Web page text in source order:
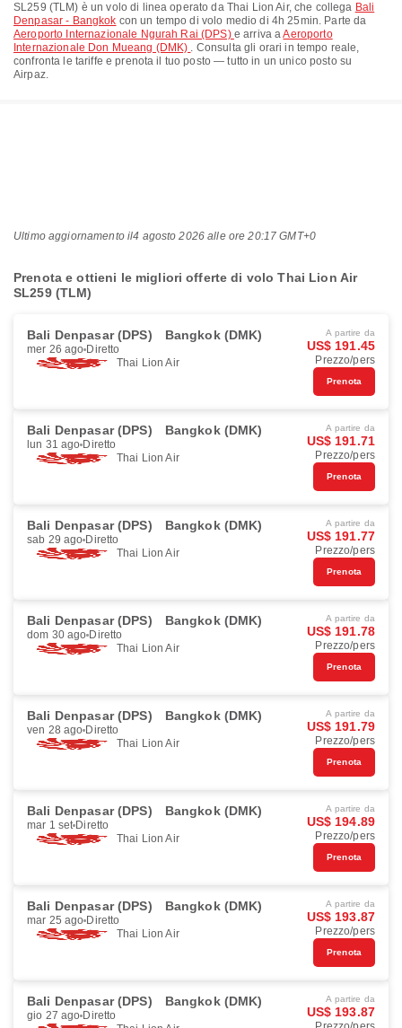
SL259 (TLM) è un volo di linea operato da Thai Lion Air, che collega Bali
Denpasar - Bangkok con un tempo di volo medio di 4h 25min. Parte da
Aeroporto Internazionale Ngurah Rai (DPS) e arriva aAeroporto
Internazionale Don Mueang (DMK) . Consulta gli orari in tempo reale,
confronta le tariffe e prenota il tuo posto — tutto in un unico posto su
Airpaz.
Ultimo aggiornamento il4 agosto 2026 alle ore 20:17 GMT+0
Prenota e ottieni le migliori offerte di volo Thai Lion Air
SL259 (TLM)
Bali Denpasar (DPS) Bangkok (DMK)
mer 26 ago Diretto
Thai Lion Air
A partire da
US$ 191.45
Prezzo/pers
Prenota
Bali Denpasar (DPS) Bangkok (DMK)
lun 31 ago Diretto
Thai Lion Air
A partire da
US$ 191.71
Prezzo/pers
Prenota
Bali Denpasar (DPS) Bangkok (DMK)
sab 29 ago Diretto
Thai Lion Air
A partire da
US$ 191.77
Prezzo/pers
Prenota
Bali Denpasar (DPS) Bangkok (DMK)
dom 30 ago Diretto
Thai Lion Air
A partire da
US$ 191.78
Prezzo/pers
Prenota
Bali Denpasar (DPS) Bangkok (DMK)
ven 28 ago Diretto
Thai Lion Air
A partire da
US$ 191.79
Prezzo/pers
Prenota
Bali Denpasar (DPS) Bangkok (DMK)
mar 1 set Diretto
Thai Lion Air
A partire da
US$ 194.89
Prezzo/pers
Prenota
Bali Denpasar (DPS) Bangkok (DMK)
mar 25 ago Diretto
Thai Lion Air
A partire da
US$ 193.87
Prezzo/pers
Prenota
Bali Denpasar (DPS) Bangkok (DMK)
gio 27 ago Diretto
A partire da
US$ 193.87